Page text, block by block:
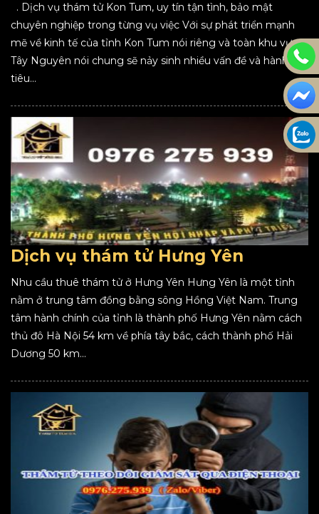
. Dịch vụ thám tử Kon Tum, uy tín tận tình, bảo mật
chuyên nghiệp trong từng vụ việc Với sự phát triển mạnh
mẽ về kinh tế của tỉnh Kon Tum nói riêng và toàn khu vực
Tây Nguyên nói chung sẽ nảy sinh nhiều vấn đề và hành vi
tiêu...
Dịch vụ thám tử Hưng Yên
Nhu cầu thuê thám tử ở Hưng Yên Hưng Yên là một tỉnh
nằm ở trung tâm đồng bằng sông Hồng Việt Nam. Trung
tâm hành chính của tỉnh là thành phố Hưng Yên nằm cách
thủ đô Hà Nội 54 km về phía tây bắc, cách thành phố Hải
Dương 50 km...